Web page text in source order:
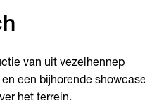
van uit vezelhennep
een bijhorende